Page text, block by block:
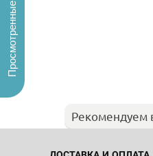
Рекомендуем
Просмотренные